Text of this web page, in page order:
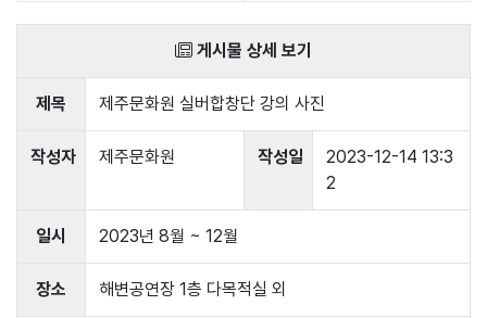
게시물 상세 보기
제목 제주문화원 실버합창단 강의 사진
작성자 제주문화원 작성일
2023-12-14 13:3
2
일시 2023년 8월 ~ 12월
장소 해변공연장 1층 다목적실 외